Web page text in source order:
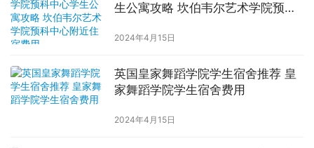
生公寓攻略 坎伯韦尔艺术学院预科
2024年4月15日
英国皇家舞蹈学院学生宿舍推荐 皇
家舞蹈学院学生宿舍费用
2024年4月15日